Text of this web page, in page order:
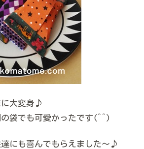
に大変身♪
袋でも可愛かったです(^^)
にも喜んでもらえました～♪